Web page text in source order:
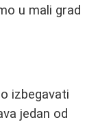
u mali grad
izbegavati
jedan od